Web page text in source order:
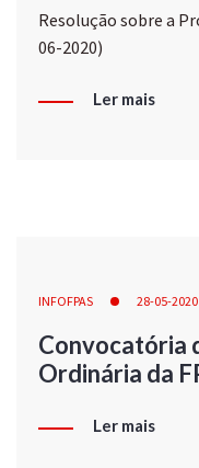
Resolução sobre a
06-2020)
Ler mais
INFOFPAS 28-05-2020
Convocatória
Ordinária da
Ler mais